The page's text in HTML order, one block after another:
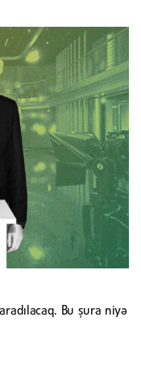
Bu şura niyə